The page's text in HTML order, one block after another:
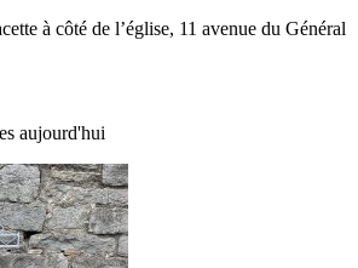
à côté de l’église, 11 avenue du Général
aujourd'hui